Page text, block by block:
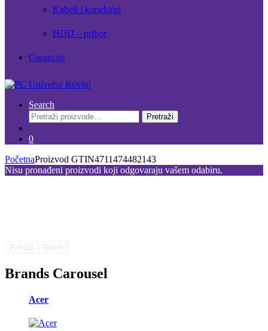
Kabeli i konektori
HDD – pribor
Garancije
Search
Pretraži:
Pretraži
0
PočetnaProizvod GTIN4711474482143
Nisu pronađeni proizvodi koji odgovaraju vašem odabiru.
Brands Carousel
Acer